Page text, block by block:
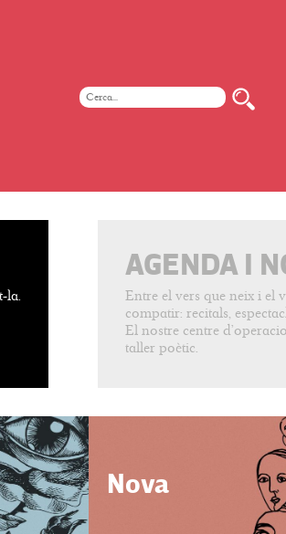
la.
AGENDA I
Entre el vers que neix i el
compatir: recitals,
El nostre centre
taller poètic.
Nova